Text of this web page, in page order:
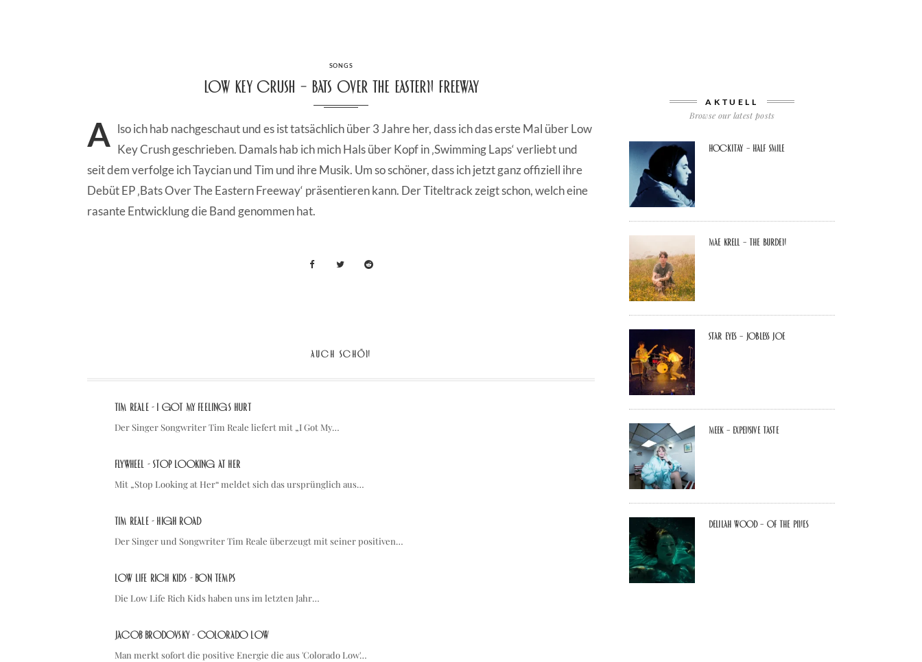
CATEGORIES
SONGS
Low Key Crush – Bats Over The Eastern Freeway
A lso ich hab nachgeschaut und es ist tatsächlich über 3 Jahre her, dass ich das erste Mal über Low
Key Crush geschrieben. Damals hab ich mich Hals über Kopf in ‚Swimming Laps‘ verliebt und
seit dem verfolge ich Taycian und Tim und ihre Musik. Um so schöner, dass ich jetzt ganz offiziell ihre
Debüt EP ‚Bats Over The Eastern Freeway‘ präsentieren kann. Der Titeltrack zeigt schon, welch eine
rasante Entwicklung die Band genommen hat.
AUCH SCHÖN
Tim Reale - I Got My Feelings Hurt
Der Singer Songwriter Tim Reale liefert mit „I Got My…
Flywheel - Stop Looking at Her
Mit „Stop Looking at Her“ meldet sich das ursprünglich aus…
Tim Reale - High Road
Der Singer und Songwriter Tim Reale überzeugt mit seiner positiven…
Low Life Rich Kids - Bon temps
Die Low Life Rich Kids haben uns im letzten Jahr…
Jacob Brodovsky - Colorado Low
Man merkt sofort die positive Energie die aus 'Colorado Low'…
AKTUELL
Browse our latest posts
Hockitay – half smile
Mae Krell – the burden
Star Eyes – Jobless Joe
MEEK – Expensive Taste
Delilah Wood – of the pines